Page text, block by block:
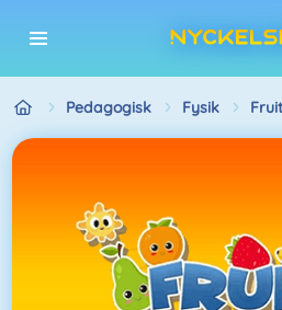
Pedagogisk Fysik